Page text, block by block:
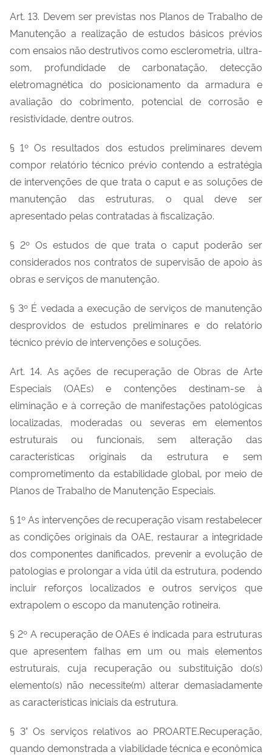
Art. 13. Devem ser previstas nos Planos de Trabalho de
Manutenção a realização de estudos básicos prévios
com ensaios não destrutivos como esclerometria, ultra-
som, profundidade de carbonatação, detecção
eletromagnética do posicionamento da armadura e
avaliação do cobrimento, potencial de corrosão e
resistividade, dentre outros.
§ 1º Os resultados dos estudos preliminares devem
compor relatório técnico prévio contendo a estratégia
de intervenções de que trata o caput e as soluções de
manutenção das estruturas, o qual deve ser
apresentado pelas contratadas à fiscalização.
§ 2º Os estudos de que trata o caput poderão ser
considerados nos contratos de supervisão de apoio às
obras e serviços de manutenção.
§ 3º É vedada a execução de serviços de manutenção
desprovidos de estudos preliminares e do relatório
técnico prévio de intervenções e soluções.
Art. 14. As ações de recuperação de Obras de Arte
Especiais (OAEs) e contenções destinam-se à
eliminação e à correção de manifestações patológicas
localizadas, moderadas ou severas em elementos
estruturais ou funcionais, sem alteração das
características originais da estrutura e sem
comprometimento da estabilidade global, por meio de
Planos de Trabalho de Manutenção Especiais.
§ 1º As intervenções de recuperação visam restabelecer
as condições originais da OAE, restaurar a integridade
dos componentes danificados, prevenir a evolução de
patologias e prolongar a vida útil da estrutura, podendo
incluir reforços localizados e outros serviços que
extrapolem o escopo da manutenção rotineira.
§ 2º A recuperação de OAEs é indicada para estruturas
que apresentem falhas em um ou mais elementos
estruturais, cuja recuperação ou substituição do(s)
elemento(s) não necessite(m) alterar demasiadamente
as características iniciais da estrutura.
§ 3° Os serviços relativos ao PROARTE.Recuperação,
quando demonstrada a viabilidade técnica e econômica